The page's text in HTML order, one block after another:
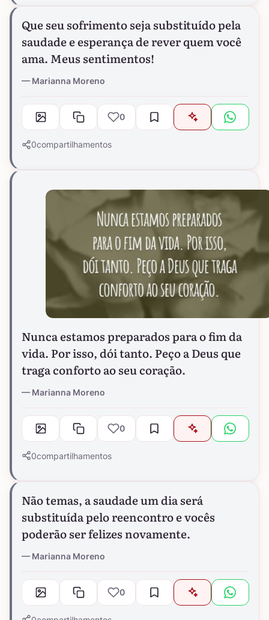
Que seu sofrimento seja substituído pela
saudade e esperança de rever quem você
ama. Meus sentimentos!
Marianna Moreno
0
0compartilhamentos
Nunca estamos preparados para o fim da
vida. Por isso, dói tanto. Peço a Deus que
traga conforto ao seu coração.
Marianna Moreno
0
0compartilhamentos
Não temas, a saudade um dia será
substituída pelo reencontro e vocês
poderão ser felizes novamente.
Marianna Moreno
0